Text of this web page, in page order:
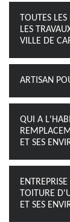
TOUTES
LES
VILLE DE
ARTISAN
QUI A
ET SES
TOITURE
ET SES